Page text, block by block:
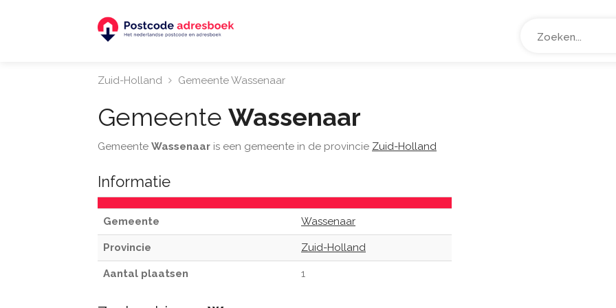
Zuid-Holland Gemeente Wassenaar
Gemeente Wassenaar
Gemeente Wassenaar is een gemeente in de provincie Zuid-Holland
Informatie
Gemeente Wassenaar
Provincie Zuid-Holland
Aantal plaatsen 1